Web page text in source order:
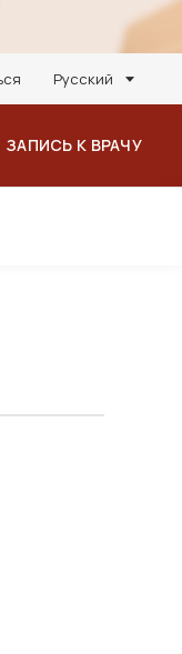
Русский
ЗАПИСЬ К ВРАЧУ